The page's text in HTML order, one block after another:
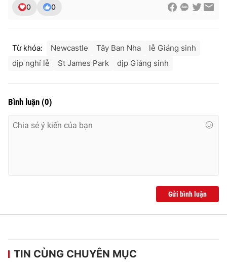
Liên hệ tòa soạn
THỜI BÁO VTV
Theo dõi báo trên
Nguyễn Thị Mỹ Hạnh, Phạm Quốc Thắng,
Nguyễn Trọng Ninh
Email:toasoan@vtv.vn
0 0
Từ khóa: Newcastle Tây Ban Nha
lễ Giáng sinh
dịp nghỉ lễ
St James Park dịp Giáng sinh
Bình luận (0)
Gửi bình luận
TIN CÙNG CHUYÊN MỤC